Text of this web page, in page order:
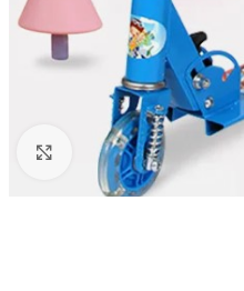
Click to enlarge